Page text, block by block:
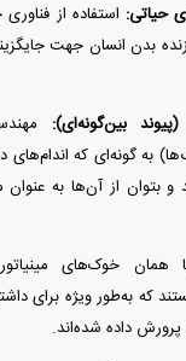
حیاتی: استفاده از
بدن انسان جهت جایگزینی
(پیوند بین‌گونه‌ای):
به گونه‌ای که اندام‌های
و بتوان از آن‌ها به عنوان
که به‌طور ویژه برای
داده شده‌اند.